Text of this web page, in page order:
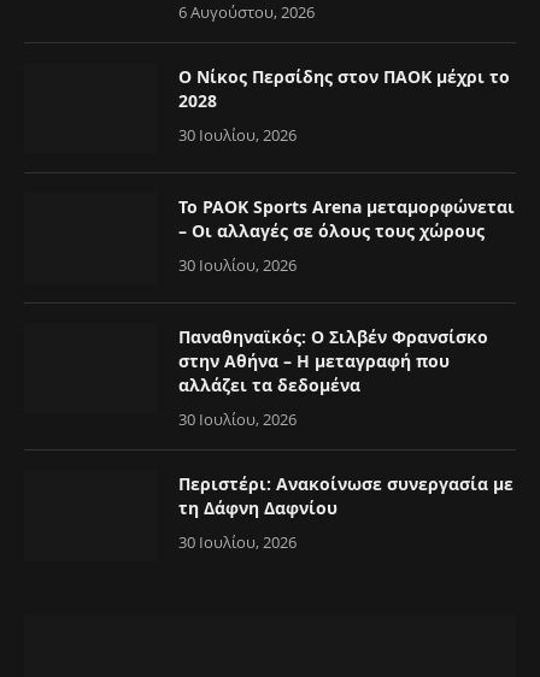
6 Αυγούστου, 2026
Ο Νίκος Περσίδης στον ΠΑΟΚ μέχρι το
2028
30 Ιουλίου, 2026
Το PAOK Sports Arena μεταμορφώνεται
– Οι αλλαγές σε όλους τους χώρους
30 Ιουλίου, 2026
Παναθηναϊκός: Ο Σιλβέν Φρανσίσκο
στην Αθήνα – Η μεταγραφή που
αλλάζει τα δεδομένα
30 Ιουλίου, 2026
Περιστέρι: Ανακοίνωσε συνεργασία με
τη Δάφνη Δαφνίου
30 Ιουλίου, 2026